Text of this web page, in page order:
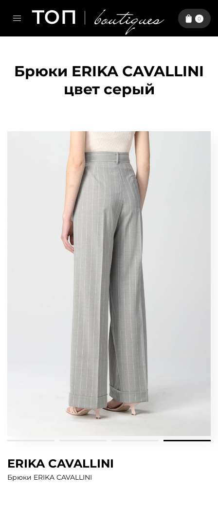
0
Брюки ERIKA CAVALLINI
цвет серый
ERIKA CAVALLINI
Брюки ERIKA CAVALLINI